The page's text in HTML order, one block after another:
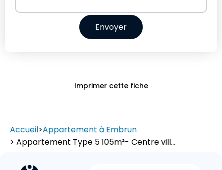
Envoyer
Imprimer cette fiche
Accueil>Appartement à Embrun
> Appartement Type 5 105m²- Centre vill...